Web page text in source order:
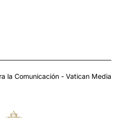
la Comunicación - Vatican Media